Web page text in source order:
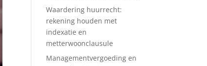
Waardering huurrecht:
rekening houden met
indexatie en
metterwoonclausule
Managementvergoeding en